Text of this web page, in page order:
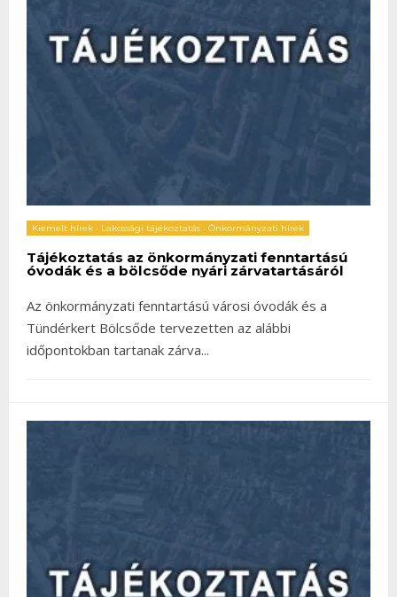
Kiemelt hírek • Lakossági tájékoztatás • Önkormányzati hírek
Tájékoztatás az önkormányzati fenntartású
óvodák és a bölcsőde nyári zárvatartásáról
Az önkormányzati fenntartású városi óvodák és a
Tündérkert Bölcsőde tervezetten az alábbi
időpontokban tartanak zárva...